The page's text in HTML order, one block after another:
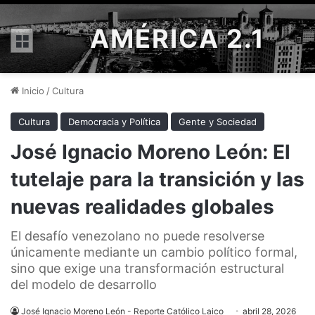
Menú AMÉRICA 2.1
Inicio /Cultura
Cultura Democracia y Política Gente y Sociedad
José Ignacio Moreno León: El
tutelaje para la transición y las
nuevas realidades globales
El desafío venezolano no puede resolverse
únicamente mediante un cambio político formal,
sino que exige una transformación estructural
del modelo de desarrollo
José Ignacio Moreno León - Reporte Católico Laico abril 28, 2026